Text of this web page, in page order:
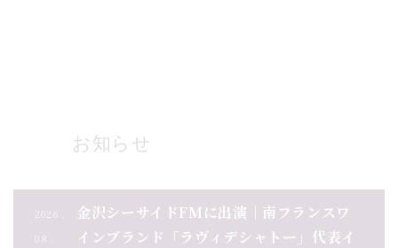
お知らせ
2026 .
08 .
金沢シーサイドFMに出演｜南フランスワ
インブランド「ラヴィデシャトー」代表イ